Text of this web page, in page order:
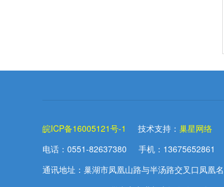
皖ICP备16005121号-1 技术支持： 巢星网络
电话：0551-82637380 手机：13675652861
通讯地址：巢湖市凤凰山路与半汤路交叉口凤凰